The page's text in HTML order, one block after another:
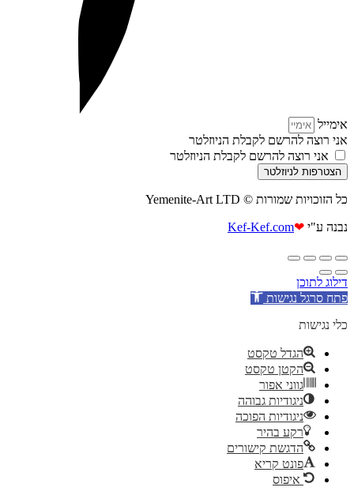
אימייל
אני רוצה להרשם לקבלת הניוזלטר
אני רוצה להרשם לקבלת הניוזלטר
הצטרפות לניוזלטר
כל הזוכויות שמורות © Yemenite-Art LTD
נבנה ע"י ❤
Kef-Kef.com
דילוג לתוכן
פתח סרגל נגישות
כלי נגישות
הגדל טקסט
הקטן טקסט
גווני אפור
ניגודיות גבוהה
ניגודיות הפוכה
רקע בהיר
הדגשת קישורים
פונט קריא
איפוס